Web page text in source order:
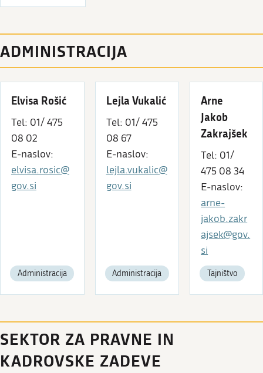
ADMINISTRACIJA
Elvisa Rošić
Tel: 01/ 475
08 02
E-naslov:
elvisa.rosic@
gov.si
Administracija
Lejla Vukalić
Tel: 01/ 475
08 67
E-naslov:
lejla.vukalic@
gov.si
Administracija
Arne
Jakob
Zakrajšek
Tel: 01/
475 08 34
E-naslov:
arne-
jakob.zakr
ajsek@gov.
si
Tajništvo
SEKTOR ZA PRAVNE IN
KADROVSKE ZADEVE